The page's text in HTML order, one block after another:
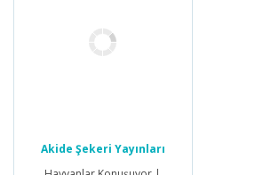
Akide Şekeri Yayınları